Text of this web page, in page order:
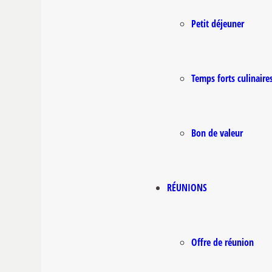
Petit déjeuner
Temps forts
Bon de valeur
RÉUNIONS
Offre de réunion